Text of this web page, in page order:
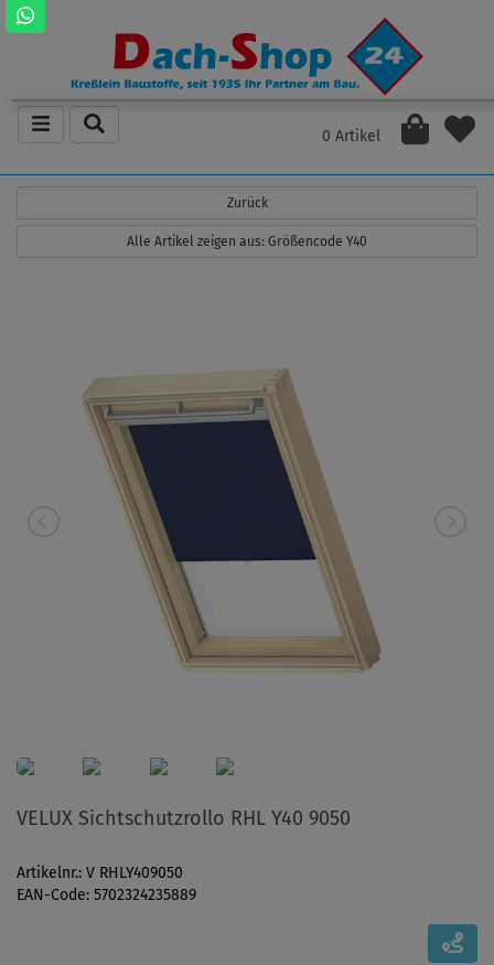
0 Artikel
Zurück
Alle Artikel zeigen aus: Größencode Y40
VELUX Sichtschutzrollo RHL Y40 9050
Artikelnr.: V RHLY409050
EAN-Code: 5702324235889